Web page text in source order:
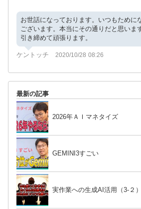
お世話になっております。いつもために
ございます。本当にその通りだと思いま
引き締めて頑張ります。
ケントッチ 2020/10/28 08:26
最新の記事
2026年ＡＩマネタイズ
GEMINI3すごい
実作業への生成AI活用（3-２）